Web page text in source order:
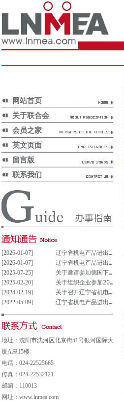
网站首页
关于联合会
会员之家
英文页面
留言版
联系我们
[2026-01-07]
辽宁省机电产品进出口企业联合会党支部参与重大事项决策管理制度(试行)
[2026-01-07]
辽宁省机电产品进出口企业联合会党组织参与决策重大事项清单(试行)
[2025-07-25]
关于邀请参加德国下萨克森州走进中德园活动暨德国汉诺威工业博览会说明会的通知
[2025-02-20]
关于组织企业参加2025年意大利博洛尼亚国际汽车保养、轮胎及维修展览会的通知
[2024-02-19]
关于召开辽宁省机电产品进出口企业 联合会第五届会员大会的通知
[2022-05-09]
辽宁省机电产品进出口企业联合会会费及其他收费公示表
地址：沈阳市沈河区北京街51号银河国际大
厦A座15楼
电话：024-22525665
传真：024-22532121
邮编：110013
网址：www.lnmea.com